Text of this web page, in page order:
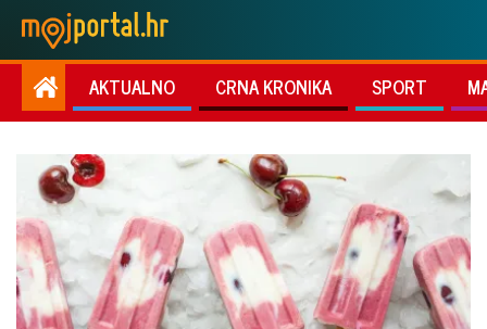
AKTUALNO CRNA KRONIKA SPORT